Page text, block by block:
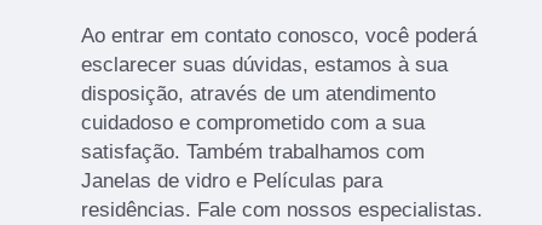
Ao entrar em contato conosco, você poderá
esclarecer suas dúvidas, estamos à sua
disposição, através de um atendimento
cuidadoso e comprometido com a sua
satisfação. Também trabalhamos com
Janelas de vidro e Películas para
residências. Fale com nossos especialistas.